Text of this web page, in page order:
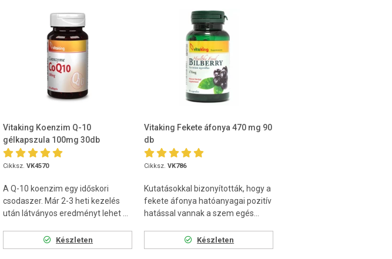
Vitaking Koenzim Q-10
gélkapszula 100mg 30db
Cikksz. VK4570
A Q-10 koenzim egy időskori
csodaszer. Már 2-3 heti kezelés
után látványos eredményt lehet ...
Készleten
Vitaking Fekete áfonya 470 mg 90
db
Cikksz. VK786
Kutatásokkal bizonyították, hogy a
fekete áfonya hatóanyagai pozitív
hatással vannak a szem egés...
Készleten